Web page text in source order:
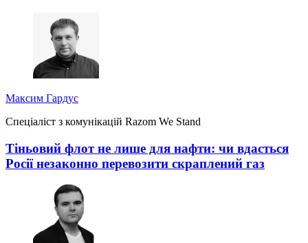
Максим Гардус
Спеціаліст з комунікацій Razom We Stand
Тіньовий флот не лише для нафти: чи вдасться
Росії незаконно перевозити скраплений газ